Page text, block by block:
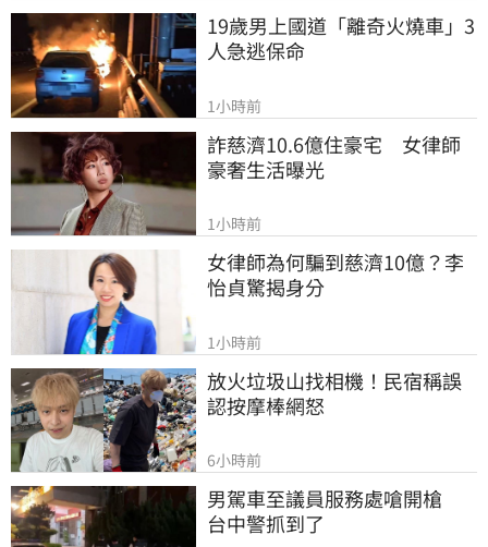
19歲男上國道「離奇火燒車」3
人急逃保命
1小時前
詐慈濟10.6億住豪宅　女律師
豪奢生活曝光
1小時前
女律師為何騙到慈濟10億？李
怡貞驚揭身分
1小時前
放火垃圾山找相機！民宿稱誤
認按摩棒網怒
6小時前
男駕車至議員服務處嗆開槍
台中警抓到了